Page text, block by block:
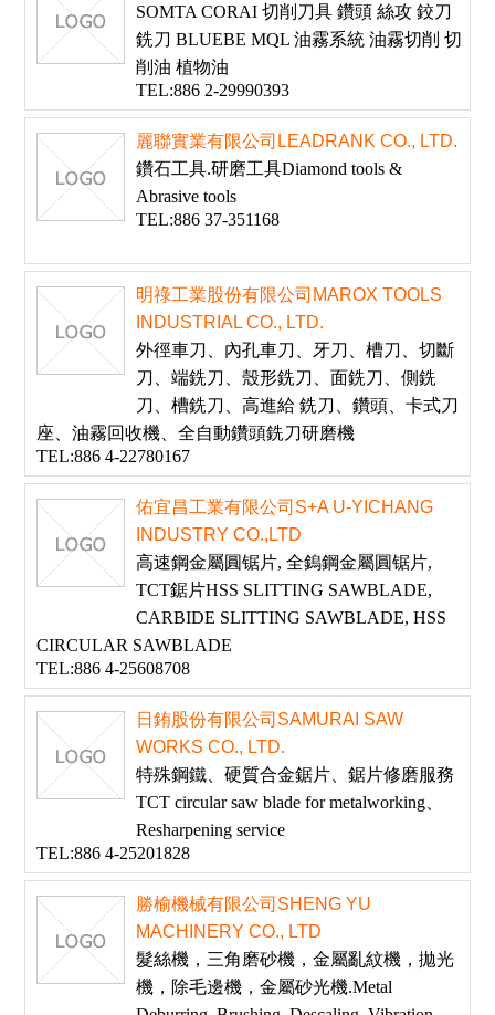
SOMTA CORAI 切削刀具 鑽頭 絲攻 鉸刀
銑刀 BLUEBE MQL 油霧系統 油霧切削 切
削油 植物油
TEL:886 2-29990393
麗聯實業有限公司LEADRANK CO., LTD.
鑽石工具.研磨工具Diamond tools &
Abrasive tools
TEL:886 37-351168
明祿工業股份有限公司MAROX TOOLS
INDUSTRIAL CO., LTD.
外徑車刀、內孔車刀、牙刀、槽刀、切斷
刀、端銑刀、殼形銑刀、面銑刀、側銑
刀、槽銑刀、高進給 銑刀、鑽頭、卡式刀
座、油霧回收機、全自動鑽頭銑刀研磨機
TEL:886 4-22780167
佑宜昌工業有限公司S+A U-YICHANG
INDUSTRY CO.,LTD
高速鋼金屬圓锯片, 全鎢鋼金屬圓锯片,
TCT鋸片HSS SLITTING SAWBLADE,
CARBIDE SLITTING SAWBLADE, HSS
CIRCULAR SAWBLADE
TEL:886 4-25608708
日銪股份有限公司SAMURAI SAW
WORKS CO., LTD.
特殊鋼鐵、硬質合金鋸片、鋸片修磨服務
TCT circular saw blade for metalworking、
Resharpening service
TEL:886 4-25201828
勝榆機械有限公司SHENG YU
MACHINERY CO., LTD
髮絲機，三角磨砂機，金屬亂紋機，拋光
機，除毛邊機，金屬砂光機.Metal